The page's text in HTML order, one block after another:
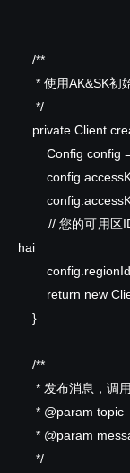
/**
* 使用AK&SK初
*/
private Client
Config config
// 您的可用区ID
hai
config.regionId
return new
}
/**
* 发布消息，调用
* @param topic
* @param
*/